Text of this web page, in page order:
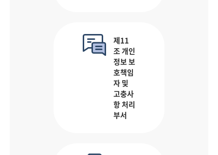
제11
조 개인
정보 보
호책임
자 및
고충사
항 처리
부서